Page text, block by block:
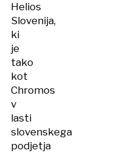
Helios
Slovenija,
ki
je
tako
kot
Chromos
v
lasti
slovenskega
podjetja